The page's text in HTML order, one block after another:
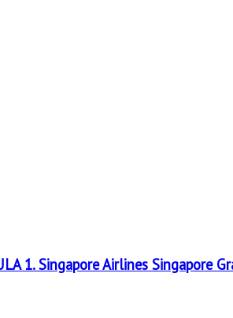
1. Singapore Airlines Singapore